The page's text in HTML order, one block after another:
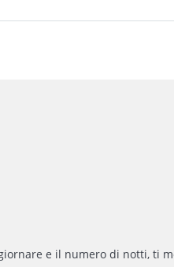
e il numero di notti, ti